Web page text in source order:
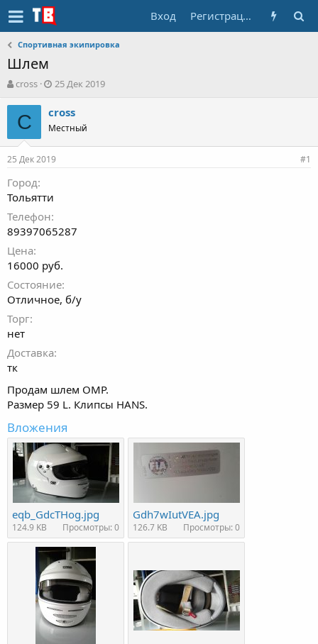
Вход Регистрация
Спортивная экипировка
Шлем
А
т
о
т
е
ы
cross
Д
т
н
а
ч
25 Дек 2019
C cross
Местный
25 Дек 2019 #1
Город
Тольятти
Телефон
89397065287
Цена
16000 руб.
Состояние
Отличное, б/у
Торг
нет
Доставка
тк
Продам шлем OMP.
Размер 59 L. Клипсы HANS.
Вложения
eqb_GdcTHog.jpg
124.9 KB Просмотры: 0
Gdh7wIutVEA.jpg
126.7 KB Просмотры: 0